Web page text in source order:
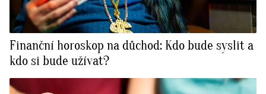
Finanční horoskop na důchod: Kdo bude syslit a
kdo si bude užívat?